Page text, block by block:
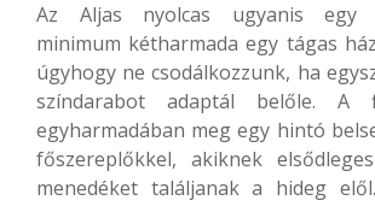
Az Aljas nyolcas ugyanis egy
minimum kétharmada egy tágas
úgyhogy ne csodálkozzunk, ha
színdarabot adaptál belőle. A
egyharmadában meg egy hintó
főszereplőkkel, akiknek
menedéket találjanak a hideg